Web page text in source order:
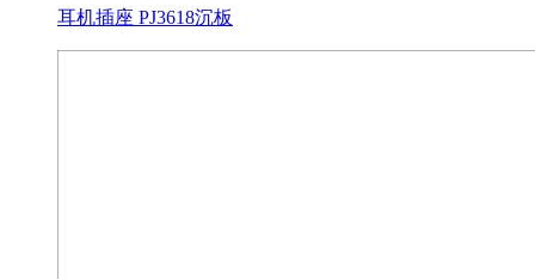
耳机插座 PJ3618沉板